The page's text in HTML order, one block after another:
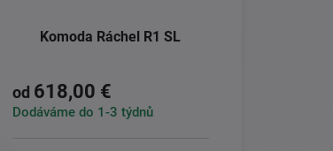
Komoda Ráchel R1 SL
od 618,00 €
Dodáváme do 1-3 týdnů